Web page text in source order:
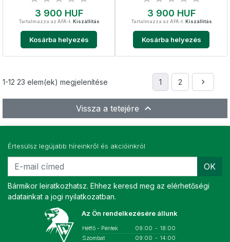
Ár
3 900 HUF
Tartalmazza az ÁFÁ-t. Kiszállítás
Kosárba helyezés
Ár
3 900 HUF
Tartalmazza az ÁFÁ-t. Kiszállítás
Kosárba helyezés
1-12 23 elem(ek) megjelenítése 1 2 
Vissza a tetejére 
Értesülsz legújabb híreinkről és akcióinkról
OK
Bármikor leiratkozhatsz. Ehhez keresd meg az elérhetőségi
adatainkat a jogi nyilatkozatban.
Az Ön rendelkezésére állunk
Hétfő - Péntek 09:00 - 18:00
Szombat
09:00 - 14:00